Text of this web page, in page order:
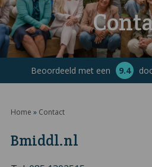
Beoordeeld met een 9.4
Home » Contact
Bmiddl.nl